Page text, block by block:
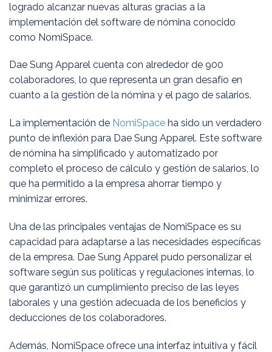
logrado alcanzar nuevas alturas gracias a la
implementación del software de nómina conocido
como NomiSpace.
Dae Sung Apparel cuenta con alrededor de 900
colaboradores, lo que representa un gran desafío en
cuanto a la gestión de la nómina y el pago de salarios.
La implementación de NomiSpace ha sido un verdadero
punto de inflexión para Dae Sung Apparel. Este software
de nómina ha simplificado y automatizado por
completo el proceso de cálculo y gestión de salarios, lo
que ha permitido a la empresa ahorrar tiempo y
minimizar errores.
Una de las principales ventajas de NomiSpace es su
capacidad para adaptarse a las necesidades específicas
de la empresa. Dae Sung Apparel pudo personalizar el
software según sus políticas y regulaciones internas, lo
que garantizó un cumplimiento preciso de las leyes
laborales y una gestión adecuada de los beneficios y
deducciones de los colaboradores.
Además, NomiSpace ofrece una interfaz intuitiva y fácil